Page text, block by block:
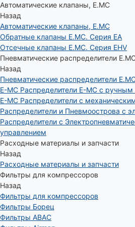
Автоматические клапаны, Е.МС
Назад
Автоматические клапаны, Е.МС
Обратные клапаны E.MC. Серия EA
Отсечные клапаны E.MC. Серия EHV
Пневматические распределители
Назад
Пневматические распределители
E-MC Распределители E-MC с
E-MC Распределители с
Распределители и Пневмоострова с
Распределители с
управлением
Расходные материалы и запчасти
Назад
Расходные материалы и запчасти
Фильтры для компрессоров
Назад
Фильтры для компрессоров
Фильтры Борец
Фильтры ABAC